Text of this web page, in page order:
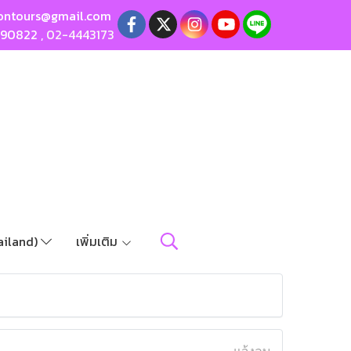
, 02-4443173
เพิ่มเติม